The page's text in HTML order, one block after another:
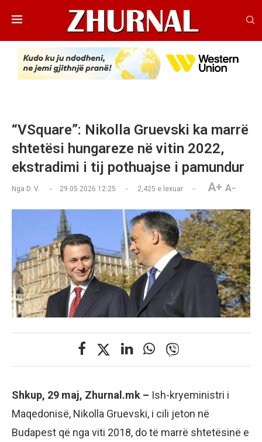
“VSquare”: Nikolla Gruevski ka marrë
shtetësi hungareze në vitin 2022,
ekstradimi i tij pothuajse i pamundur
Nga D. V. 29.05.2026 12:25 2,425 e lexuar A+ A-
Shkup, 29 maj, Zhurnal.mk – Ish-kryeministri i
Maqedonisë, Nikolla Gruevski, i cili jeton në
Budapest që nga viti 2018, do të marrë shtetësinë e